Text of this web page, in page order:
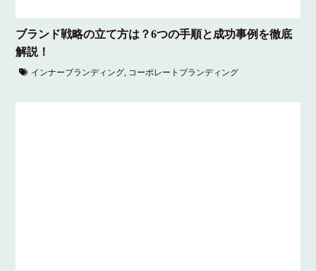
ブランド戦略の立て方は？6つの手順と成功事例を徹底
解説！
インナーブランディング コーポレートブランディング